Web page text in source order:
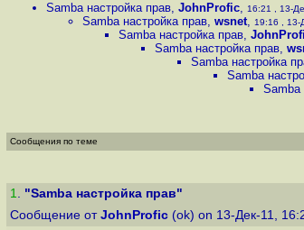
Samba настройка прав, JohnProfic, 16:21 , 13-
Samba настройка прав, wsnet, 19:16 , 13-
Samba настройка прав,
Samba настройка прав,
Samba настройка
Samba
Samba
Сообщения по теме
1. "Samba настройка прав"
Сообщение от JohnProfic (ok) on 13-Дек-11,